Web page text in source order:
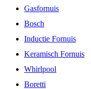
Gasfornuis
Bosch
Inductie Fornuis
Keramisch Fornuis
Whirlpool
Boretti